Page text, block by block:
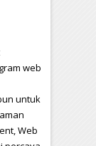
web
untuk
Web